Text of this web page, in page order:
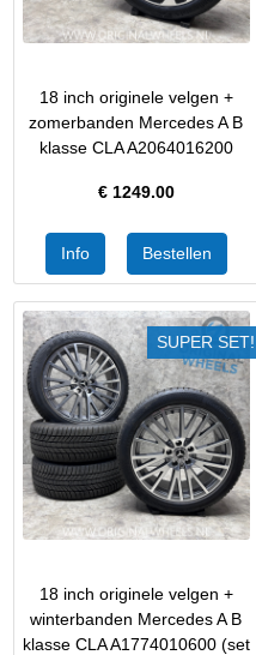
18 inch originele velgen +
zomerbanden Mercedes A B
klasse CLA A2064016200
€ 1249.00
SUPER SET!
18 inch originele velgen +
winterbanden Mercedes A B
klasse CLA A1774010600 (set